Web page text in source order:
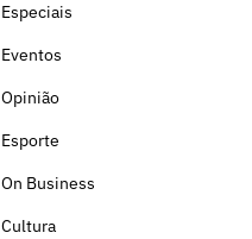
Especiais
Eventos
Opinião
Esporte
On Business
Cultura